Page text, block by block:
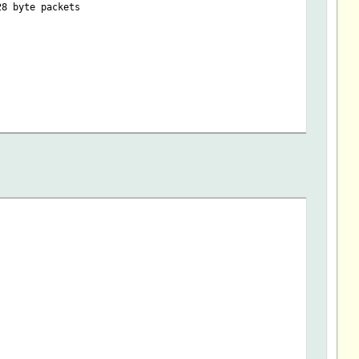
byte packets